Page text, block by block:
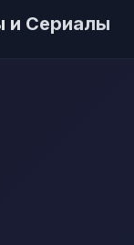
и Сериалы